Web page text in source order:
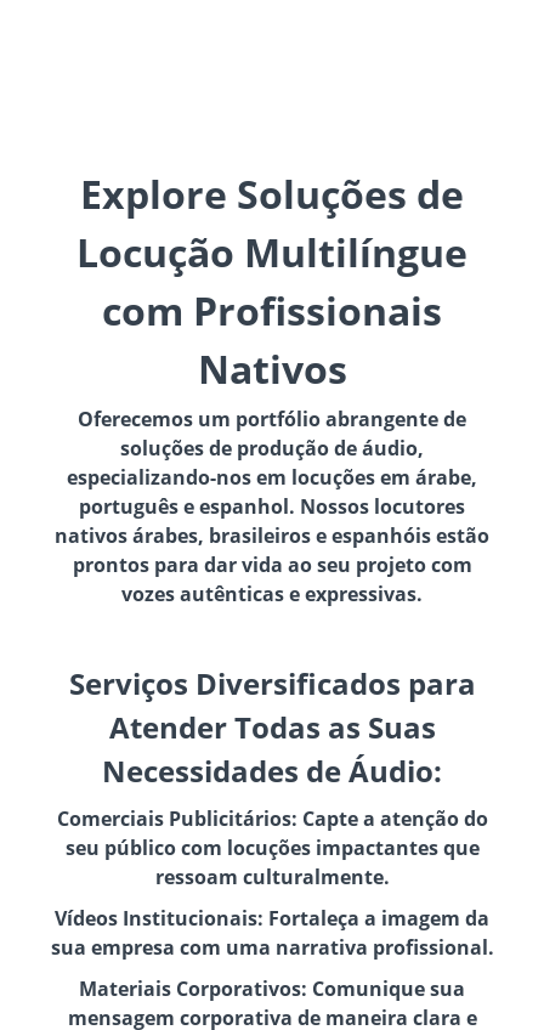
Explore Soluções de
Locução Multilíngue
com Profissionais
Nativos
Oferecemos um portfólio abrangente de
soluções de produção de áudio,
especializando-nos em locuções em árabe,
português e espanhol. Nossos locutores
nativos árabes, brasileiros e espanhóis estão
prontos para dar vida ao seu projeto com
vozes autênticas e expressivas.
Serviços Diversificados para
Atender Todas as Suas
Necessidades de Áudio:
Comerciais Publicitários: Capte a atenção do
seu público com locuções impactantes que
ressoam culturalmente.
Vídeos Institucionais: Fortaleça a imagem da
sua empresa com uma narrativa profissional.
Materiais Corporativos: Comunique sua
mensagem corporativa de maneira clara e